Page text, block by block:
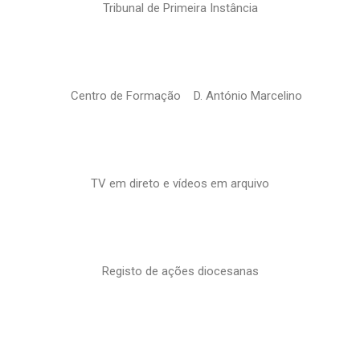
Tribunal de Primeira Instância
Centro de Formação D. António Marcelino
TV em direto e vídeos em arquivo
Registo de ações diocesanas